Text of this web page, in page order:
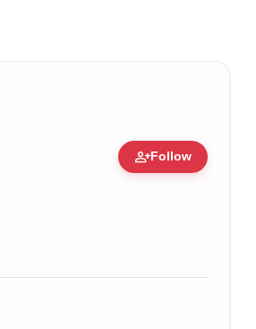
person_addFollow